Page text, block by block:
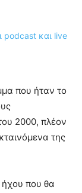
που ήταν το
2000, πλέον
της
ήχου που θα